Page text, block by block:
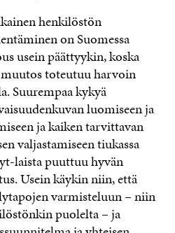
henkilöstön
on Suomessa
usein päättyykin, koska
toteutuu harvoin
Suurempaa kykyä
luomiseen ja
ja kaiken tarvittavan
valjastamiseen tiukassa
laista puuttuu hyvän
Usein käykin niin, että
varmisteluun – niin
puolelta – ja